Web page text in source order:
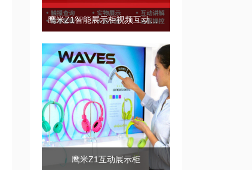
鹰米Z1智能展示柜视频互动展示
鹰米Z1互动展示柜